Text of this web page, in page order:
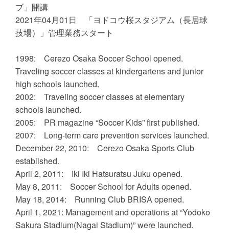
ブ」開講
2021年04月01日 「ヨドコウ桜スタジアム（長居球
技場）」管理業務スタート
1998: Cerezo Osaka Soccer School opened.
Traveling soccer classes at kindergartens and junior
high schools launched.
2002: Traveling soccer classes at elementary
schools launched.
2005: PR magazine “Soccer Kids” first published.
2007: Long-term care prevention services launched.
December 22, 2010: Cerezo Osaka Sports Club
established.
April 2, 2011: Iki Iki Hatsuratsu Juku opened.
May 8, 2011: Soccer School for Adults opened.
May 18, 2014: Running Club BRISA opened.
April 1, 2021: Management and operations at “Yodoko
Sakura Stadium(Nagai Stadium)” were launched.